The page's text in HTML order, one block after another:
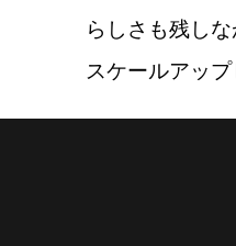
らしさも残し
スケールアッ